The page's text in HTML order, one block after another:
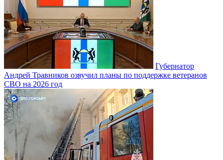
Губернатор
Андрей Травников озвучил планы по поддержке ветеранов
СВО на 2026 год